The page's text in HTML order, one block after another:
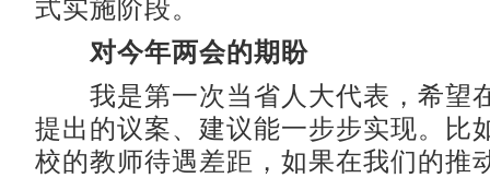
式实施阶段。
对今年两会的期盼
我是第一次当省人大代表，希望
提出的议案、建议能一步步实现。比
校的教师待遇差距，如果在我们的推